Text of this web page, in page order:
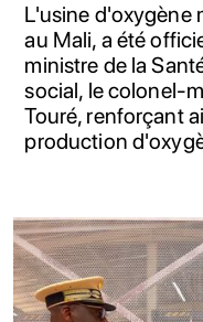
L'usine d'oxygène
au Mali, a été
ministre de la
social, le colonel-
Touré, renforçant
production